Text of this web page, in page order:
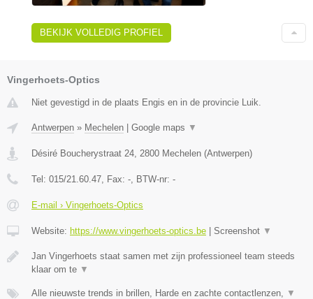
BEKIJK VOLLEDIG PROFIEL
Vingerhoets-Optics
Niet gevestigd in de plaats Engis en in de provincie Luik.
Antwerpen » Mechelen | Google maps ▼
Désiré Boucherystraat 24 2800 Mechelen (Antwerpen)
Tel: 015/21.60.47 , Fax: - , BTW-nr: -
E-mail › Vingerhoets-Optics
Website: https://www.vingerhoets-optics.be | Screenshot ▼
Jan Vingerhoets staat samen met zijn professioneel team steeds
klaar om te ▼
Alle nieuwste trends in brillen, Harde en zachte contactlenzen, ▼